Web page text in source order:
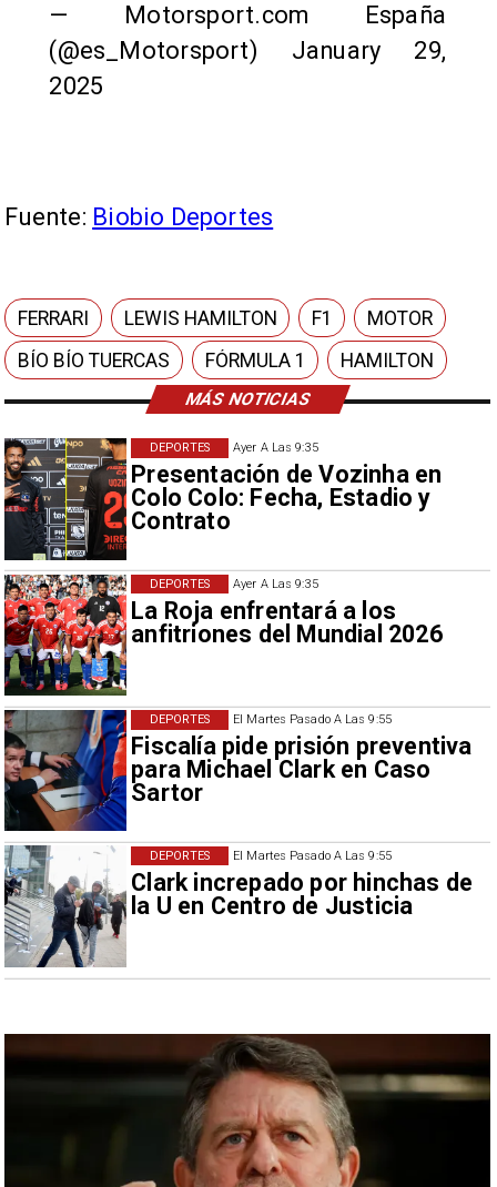
MÁS NOTICIAS
Ayer A Las 9:35
Presentación de Vozinha en
Colo Colo: Fecha, Estadio y
Contrato
DEPORTES
Ayer A Las 9:35
La Roja enfrentará a los
anfitriones del Mundial 2026
DEPORTES
El Martes Pasado A Las 9:55
Fiscalía pide prisión preventiva
para Michael Clark en Caso
Sartor
DEPORTES
El Martes Pasado A Las 9:55
Clark increpado por hinchas de
la U en Centro de Justicia
DEPORTES
— Motorsport.com España
(@es_Motorsport) January 29,
2025
Fuente: Biobio Deportes
FERRARI LEWIS HAMILTON F1
MOTOR
BÍO BÍO TUERCAS
FÓRMULA 1 HAMILTON